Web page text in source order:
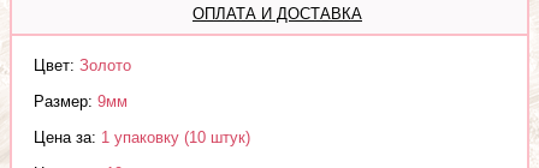
ОПЛАТА И ДОСТАВКА
Цвет: Золото
Размер: 9мм
Цена за: 1 упаковку (10 штук)